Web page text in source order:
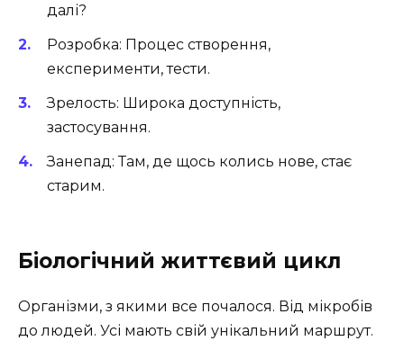
далі?
Розробка: Процес створення,
експерименти, тести.
Зрелость: Широка доступність,
застосування.
Занепад: Там, де щось колись нове, стає
старим.
Біологічний життєвий цикл
Організми, з якими все почалося. Від мікробів
до людей. Усі мають свій унікальний маршрут.